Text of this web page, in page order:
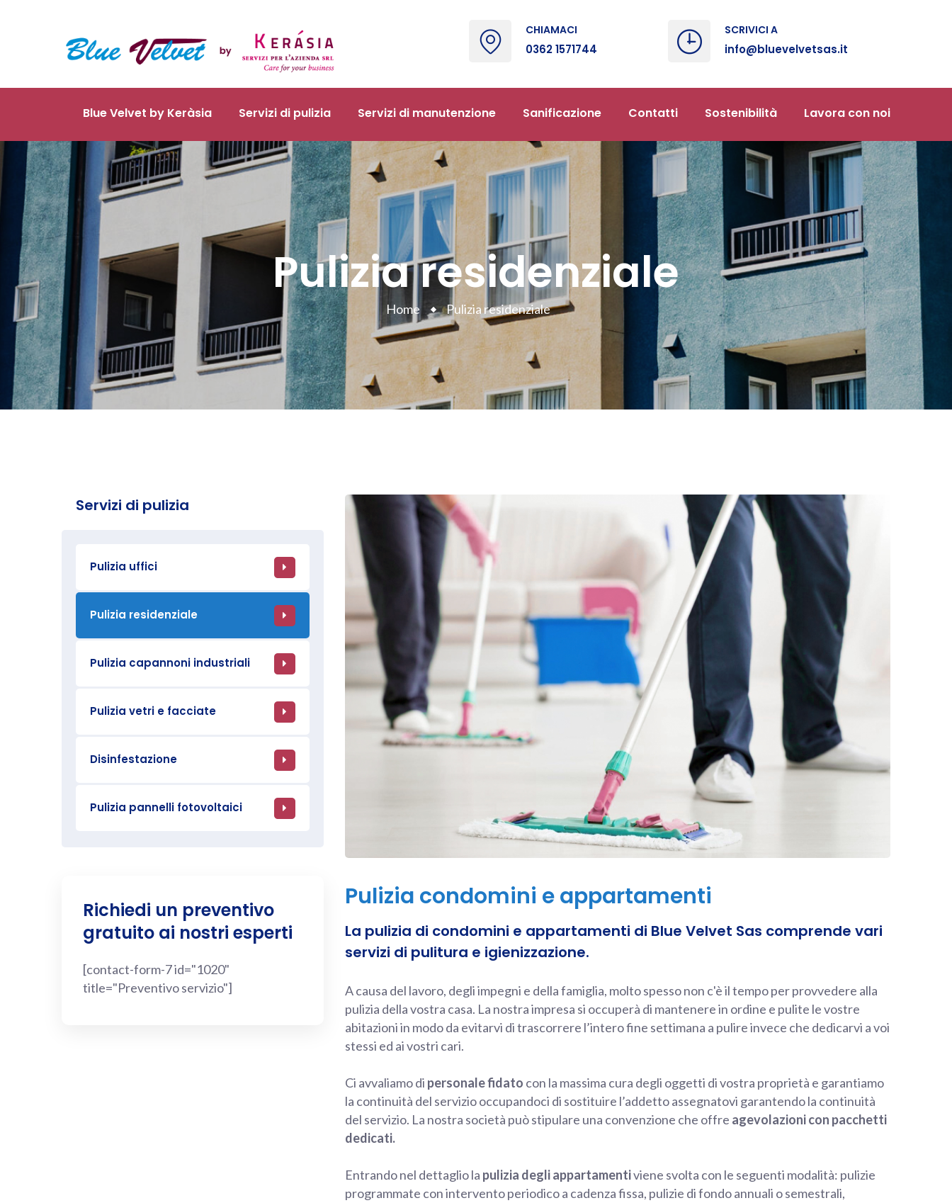
CHIAMACI
‭0362 1571744‬
SCRIVICI A
info@bluevelvetsas.it
Blue Velvet by Keràsia Servizi di pulizia Servizi di manutenzione Sanificazione Contatti Sostenibilità Lavora con noi
Pulizia residenziale
Home Pulizia residenziale
Servizi di pulizia
Pulizia uffici
Pulizia residenziale
Pulizia capannoni industriali
Pulizia vetri e facciate
Disinfestazione
Pulizia pannelli fotovoltaici
Richiedi un preventivo
gratuito ai nostri esperti
[contact-form-7 id="1020"
title="Preventivo servizio"]
Pulizia condomini e appartamenti
La pulizia di condomini e appartamenti di Blue Velvet Sas comprende vari
servizi di pulitura e igienizzazione.
A causa del lavoro, degli impegni e della famiglia, molto spesso non c'è il tempo per provvedere alla
pulizia della vostra casa. La nostra impresa si occuperà di mantenere in ordine e pulite le vostre
abitazioni in modo da evitarvi di trascorrere l’intero fine settimana a pulire invece che dedicarvi a voi
stessi ed ai vostri cari.
Ci avvaliamo di personale fidato con la massima cura degli oggetti di vostra proprietà e garantiamo
la continuità del servizio occupandoci di sostituire l’addetto assegnatovi garantendo la continuità
del servizio. La nostra società può stipulare una convenzione che offre agevolazioni con pacchetti
dedicati.
Entrando nel dettaglio la pulizia degli appartamentiviene svolta con le seguenti modalità: pulizie
programmate con intervento periodico a cadenza fissa, pulizie di fondo annuali o semestrali,